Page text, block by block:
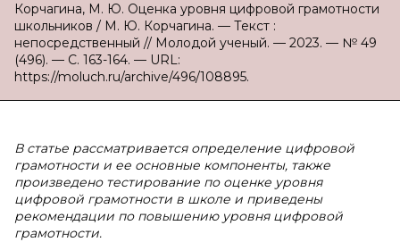
Корчагина, М. Ю. Оценка уровня цифровой грамотности
школьников / М. Ю. Корчагина. — Текст :
непосредственный // Молодой ученый. — 2023. — № 49
(496). — С. 163-164. — URL:
https://moluch.ru/archive/496/108895.
В статье рассматривается определение цифровой
грамотности и ее основные компоненты, также
произведено тестирование по оценке уровня
цифровой грамотности в школе и приведены
рекомендации по повышению уровня цифровой
грамотности.